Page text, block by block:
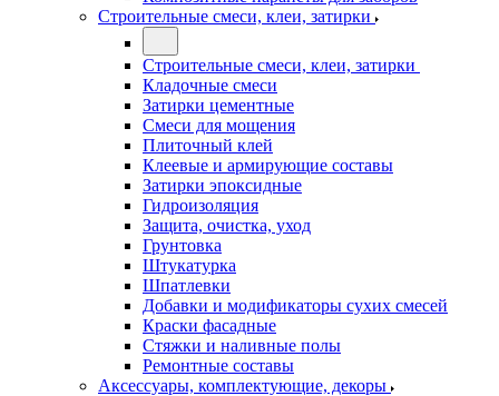
Строительные смеси, клеи, затирки
Строительные смеси, клеи, затирки
Кладочные смеси
Затирки цементные
Смеси для мощения
Плиточный клей
Клеевые и армирующие составы
Затирки эпоксидные
Гидроизоляция
Защита, очистка, уход
Грунтовка
Штукатурка
Шпатлевки
Добавки и модификаторы сухих смесей
Краски фасадные
Стяжки и наливные полы
Ремонтные составы
Аксессуары, комплектующие, декоры